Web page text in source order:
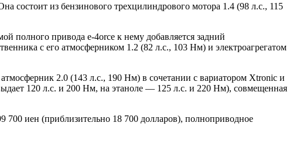
состоит из бензинового трехцилиндрового мотора 1.4 (98 л.с., 115
привода e‐4orce к нему добавляется задний
с его атмосферником 1.2 (82 л.с., 103 Нм) и электроагрегатом
2.0 (143 л.с., 190 Нм) в сочетании с вариатором Xtronic и
120 л.с. и 200 Нм, на этаноле — 125 л.с. и 220 Нм), совмещенная
иен (приблизительно 18 700 долларов), полноприводное